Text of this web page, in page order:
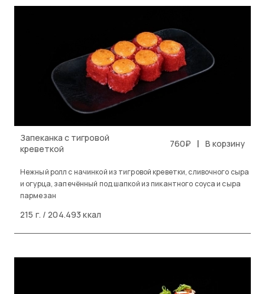
Запеканка с тигровой
креветкой
760₽ | В корзину
Нежный ролл с начинкой из тигровой креветки, сливочного сыра
и огурца, запечённый под шапкой из пикантного соуса и сыра
пармезан
215 г. / 204.493 ккал